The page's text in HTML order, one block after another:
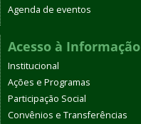
Agenda de eventos
Acesso à Informação
Institucional
Ações e Programas
Participação Social
Convênios e Transferências